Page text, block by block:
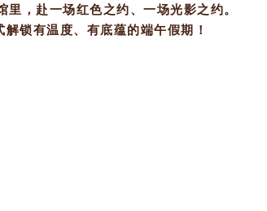
，赴一场红色之约、一场光影之约。
锁有温度、有底蕴的端午假期！